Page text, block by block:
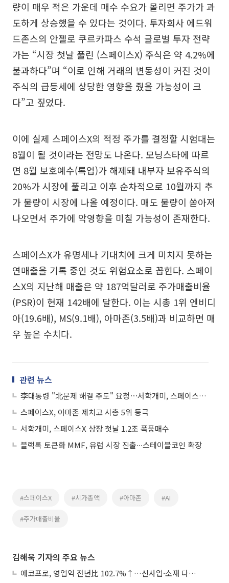
량이 매우 적은 가운데 매수 수요가 몰리면 주가가 과
도하게 상승했을 수 있다는 것이다. 투자회사 에드워
드존스의 안젤로 쿠르카파스 수석 글로벌 투자 전략
가는 “시장 첫날 풀린 (스페이스X) 주식은 약 4.2%에
불과하다”며 “이로 인해 거래의 변동성이 커진 것이
주식의 급등세에 상당한 영향을 줬을 가능성이 크
다”고 짚었다.
이에 실제 스페이스X의 적정 주가를 결정할 시험대는
8월이 될 것이라는 전망도 나온다. 모닝스타에 따르
면 8월 보호예수(록업)가 해제돼 내부자 보유주식의
20%가 시장에 풀리고 이후 순차적으로 10월까지 추
가 물량이 시장에 나올 예정이다. 매도 물량이 쏟아져
나오면서 주가에 악영향을 미칠 가능성이 존재한다.
스페이스X가 유명세나 기대치에 크게 미치지 못하는
연매출을 기록 중인 것도 위험요소로 꼽힌다. 스페이
스X의 지난해 매출은 약 187억달러로 주가매출비율
(PSR)이 현재 142배에 달한다. 이는 시총 1위 엔비디
아(19.6배), MS(9.1배), 아마존(3.5배)과 비교하면 매
우 높은 수치다.
관련 뉴스
李대통령 "北문제 해결 주도" 요청⋯서학개미, 스페이스X '폭풍 매수' 外
스페이스X, 아마존 제치고 시총 5위 등극
서학개미, 스페이스X 상장 첫날 1.2조 폭풍매수
블랙록 토큰화 MMF, 유럽 시장 진출∙∙∙스테이블코인 확장
#스페이스X #시가총액 #아마존 #AI
#주가매출비율
김해욱 기자의 주요 뉴스
에코프로, 영업익 전년比 102.7%↑…신사업·소재 다각화 박차